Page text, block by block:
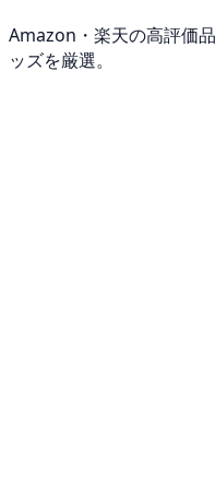
Amazon・楽天の高評価
ッズを厳選。